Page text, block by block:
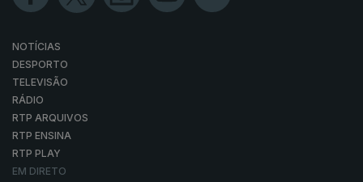
NOTÍCIAS
DESPORTO
TELEVISÃO
RÁDIO
RTP ARQUIVOS
RTP ENSINA
RTP PLAY
EM DIRETO